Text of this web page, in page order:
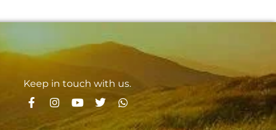
Keep in touch with us.